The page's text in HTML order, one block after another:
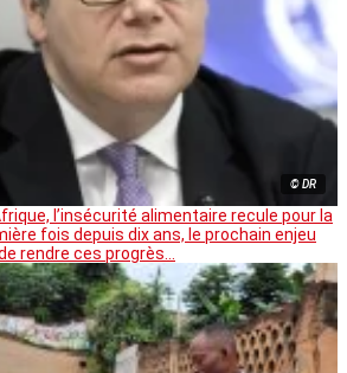
© DR
l’insécurité alimentaire recule pour la
fois depuis dix ans, le prochain enjeu
rendre ces progrès…